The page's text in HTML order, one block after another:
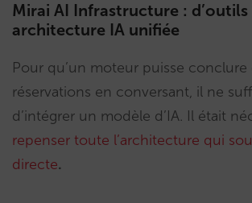
Mirai AI Infrastructure : d’outils
architecture IA unifiée
Pour qu’un moteur puisse conclure
réservations en conversant, il ne
d’intégrer un modèle d’IA. Il était
repenser toute l’architecture qui
directe.